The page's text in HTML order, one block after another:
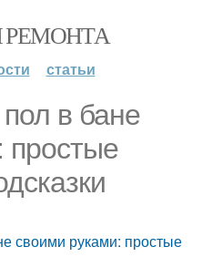
РЕМОНТА
статьи
в бане
простые
своими руками: простые